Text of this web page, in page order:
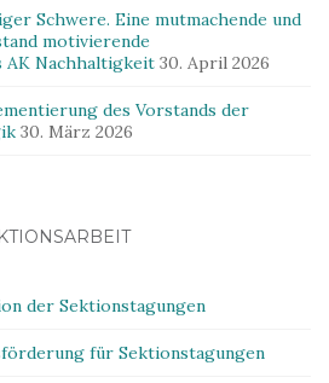
Schwere. Eine mutmachende und
motivierende
AK Nachhaltigkeit 30. April 2026
des Vorstands der
30. März 2026
der Sektionstagungen
für Sektionstagungen